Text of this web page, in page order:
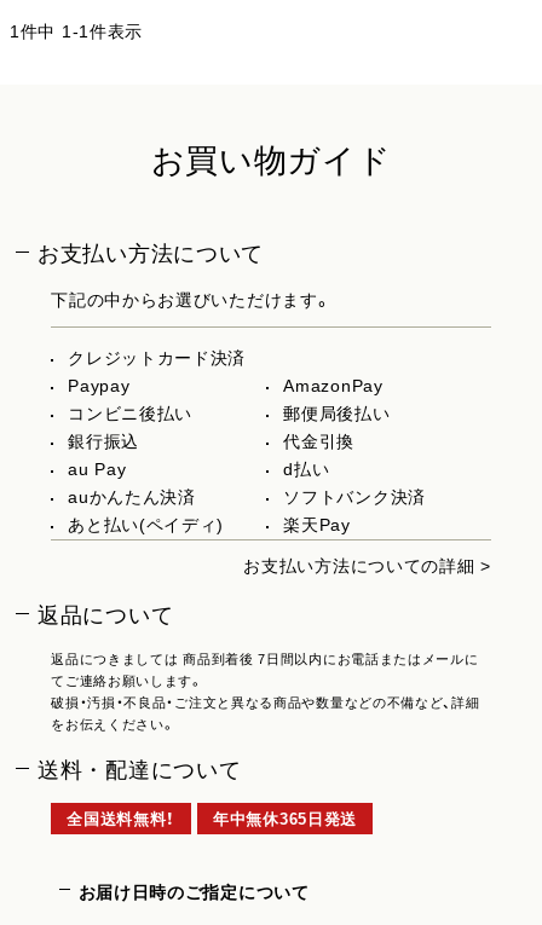
1件中 1-1件表示
お買い物ガイド
お支払い方法について
下記の中からお選びいただけます。
クレジットカード決済
Paypay
AmazonPay
コンビニ後払い
郵便局後払い
銀行振込
代金引換
au Pay
d払い
auかんたん決済
ソフトバンク決済
あと払い(ペイディ)
楽天Pay
お支払い方法についての詳細 >
返品について
返品につきましては 商品到着後 7日間以内にお電話またはメールに
てご連絡お願いします。
破損・汚損・不良品・ご注文と異なる商品や数量などの不備など、詳細
をお伝えください。
送料・配達について
全国送料無料！ 年中無休365日発送
お届け日時のご指定について